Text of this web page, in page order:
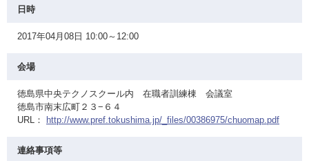
日時
2017年04月08日 10:00～12:00
会場
徳島県中央テクノスクール内 在職者訓練棟 会議室
徳島市南末広町２３−６４
URL：
http://www.pref.tokushima.jp/_files/00386975/chuomap.pdf
連絡事項等